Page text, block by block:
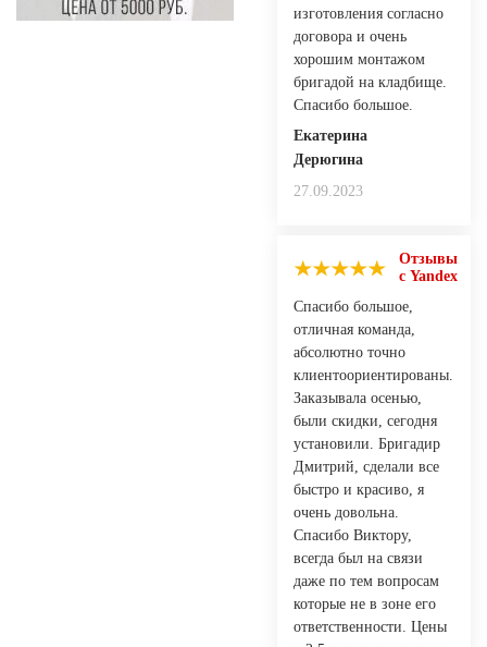
изготовления согласно
договора и очень
хорошим монтажом
бригадой на кладбище.
Спасибо большое.
Екатерина
Дерюгина
27.09.2023
Отзывы
с Yandex
Спасибо большое,
отличная команда,
абсолютно точно
клиентоориентированы.
Заказывала осенью,
были скидки, сегодня
установили. Бригадир
Дмитрий, сделали все
быстро и красиво, я
очень довольна.
Спасибо Виктору,
всегда был на связи
даже по тем вопросам
которые не в зоне его
ответственности. Цены